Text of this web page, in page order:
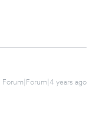
Forum|Forum|4 years ago